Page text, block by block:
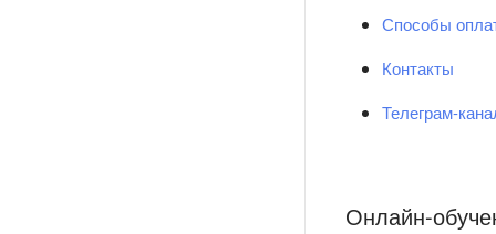
Способы
Контакты
Телеграм-
Онлайн-